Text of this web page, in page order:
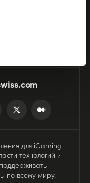
для iGaming
технологий и
по всему миру.